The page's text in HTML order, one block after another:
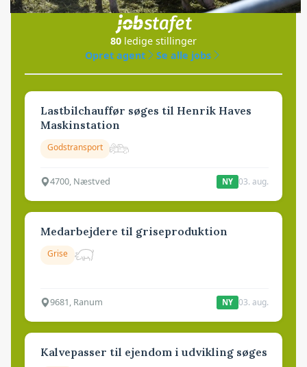
i samarbejde med
80 ledige stillinger
Opret agent
Se alle jobs
Lastbilchauffør søges til Henrik Haves
Maskinstation
Godstransport
4700, Næstved NY 03. aug.
Medarbejdere til griseproduktion
Grise
9681, Ranum NY 03. aug.
Kalvepasser til ejendom i udvikling søges